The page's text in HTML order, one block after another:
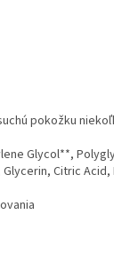
pokožku
Glycol**,
Citric